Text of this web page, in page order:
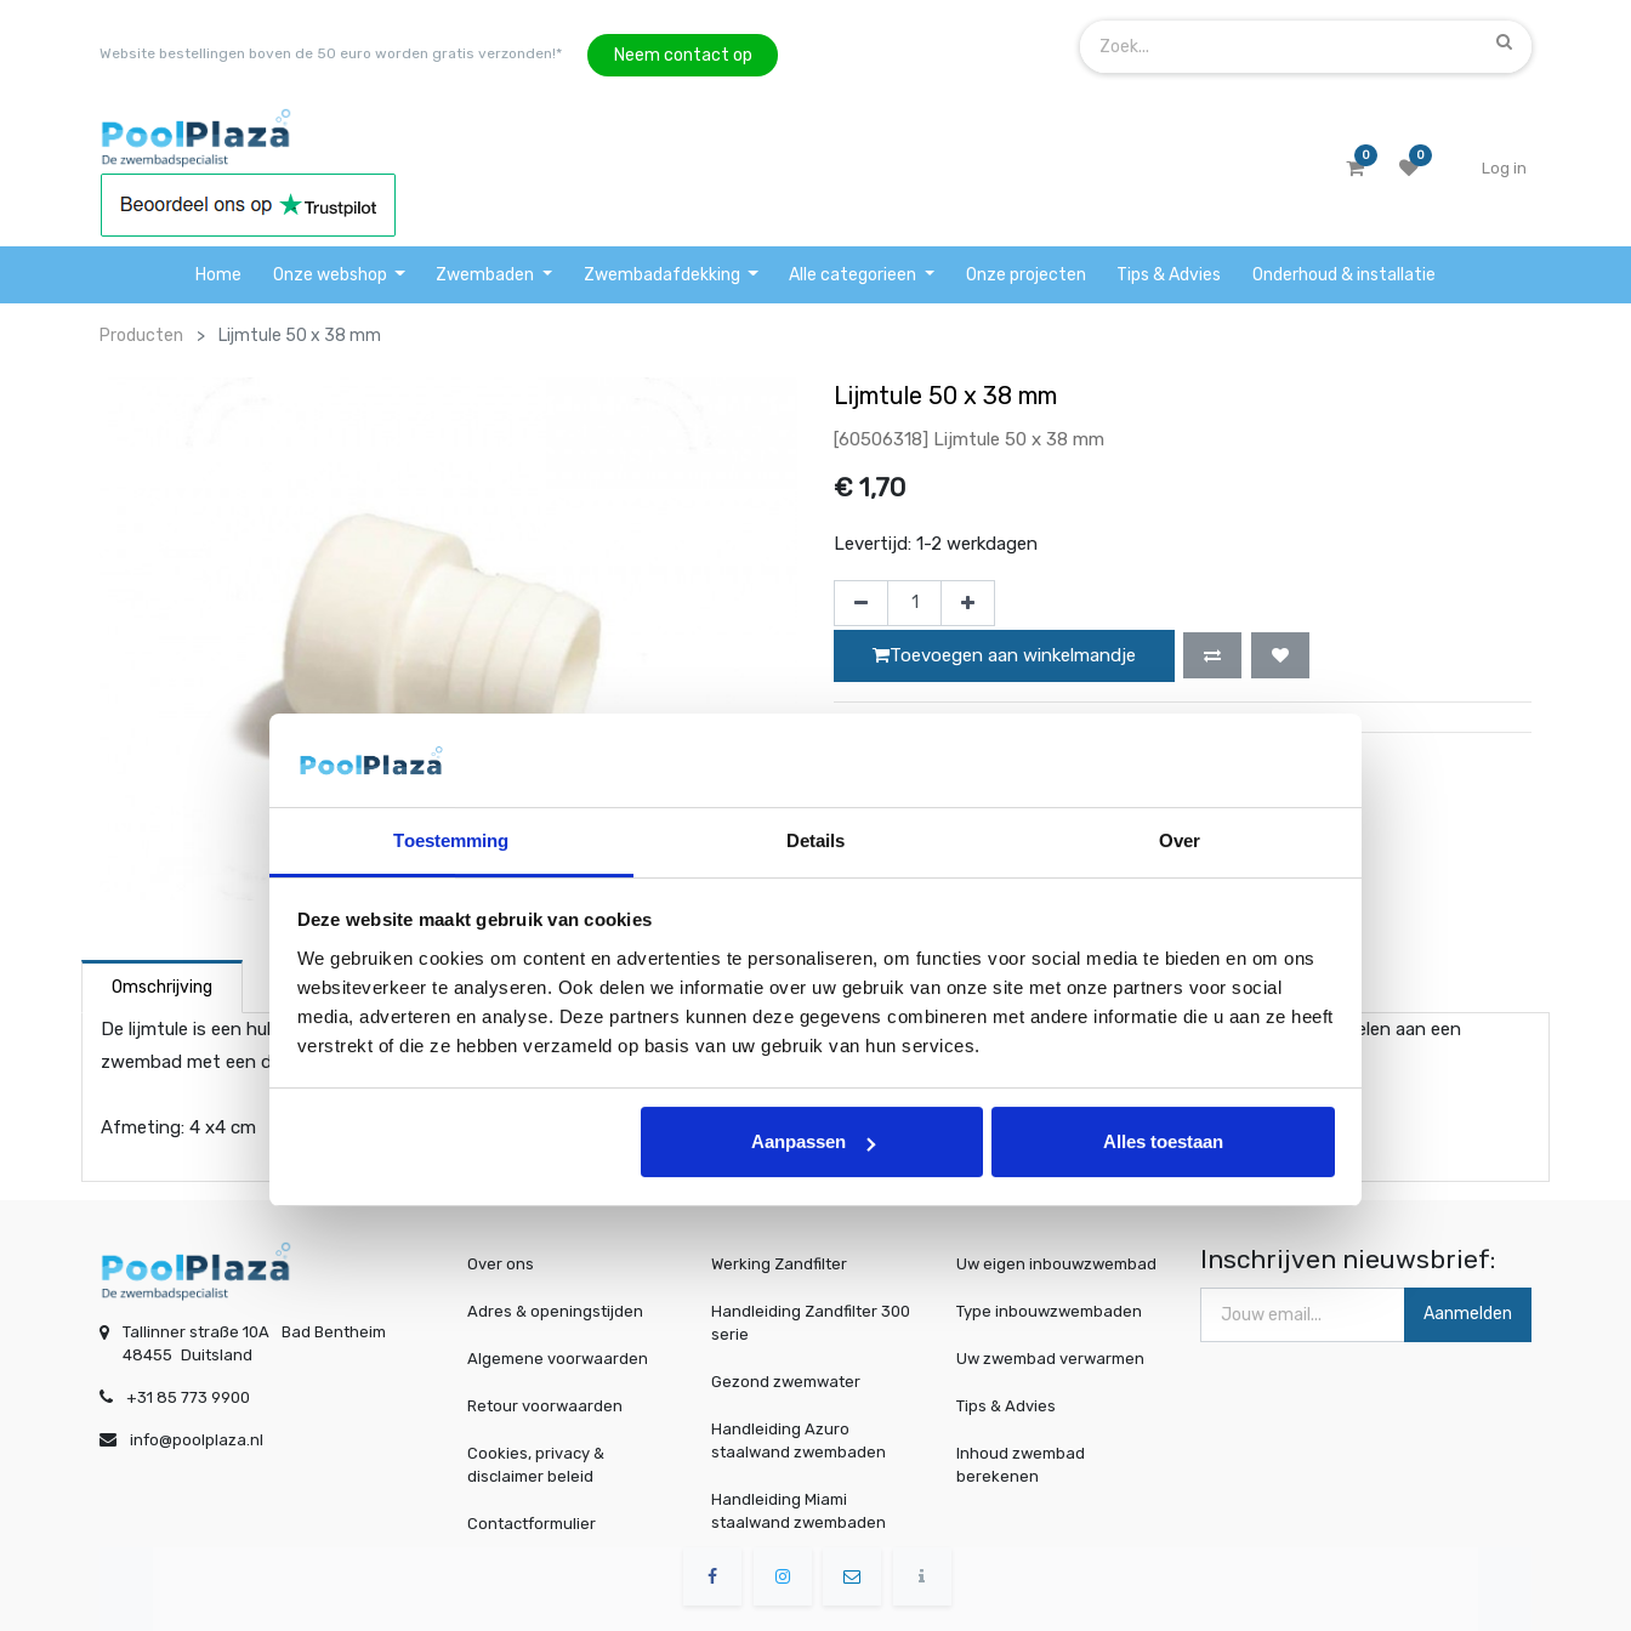
Toestemming Details Over
Deze website maakt gebruik van cookies
We gebruiken cookies om content en advertenties te personaliseren, om functies voor social media te bieden en om ons
websiteverkeer te analyseren. Ook delen we informatie over uw gebruik van onze site met onze partners voor social
media, adverteren en analyse. Deze partners kunnen deze gegevens combineren met andere informatie die u aan ze heeft
verstrekt of die ze hebben verzameld op basis van uw gebruik van hun services.
Aanpassen Alles toestaan
Website bestellingen boven de 50 euro worden gratis verzonden!* Neem contact op
0 0
Log in
Home Onze webshop Zwembaden Zwembadafdekking Alle categorieen Onze projecten Tips & Advies Onderhoud & installatie
Producten Lijmtule 50 x 38 mm
Lijmtule 50 x 38 mm
[60506318] Lijmtule 50 x 38 mm
€ 1,70
Levertijd: 1-2 werkdagen
Toevoegen aan winkelmandje
Omschrijving
De lijmtule is een hulpstuk om een 50 mm aansluiting om te zetten in een 38 mm aansluiting. Ideaal om bijvoorbeeld een warmtepomp te kunnen koppelen aan een
zwembad met een doorsnede van 38 mm.
Afmeting: 4 x4 cm
Tallinner straße 10A
Bad Bentheim
48455 Duitsland
+31 85 773 9900
info@poolplaza.nl
Over ons
Adres & openingstijden
Algemene voorwaarden
Retour voorwaarden
Cookies, privacy &
disclaimer beleid
Contactformulier
Werking Zandfilter
Handleiding Zandfilter 300
serie
Gezond zwemwater
Handleiding Azuro
staalwand zwembaden
Handleiding Miami
staalwand zwembaden
Uw eigen inbouwzwembad
Type inbouwzwembaden
Uw zwembad verwarmen
Tips & Advies
Inhoud zwembad
berekenen
Inschrijven nieuwsbrief:
Aanmelden